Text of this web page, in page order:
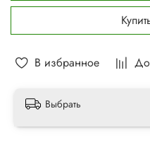
В избранное
Выбрать